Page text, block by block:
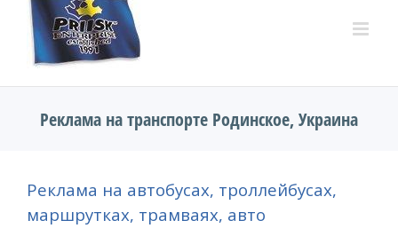
Реклама на транспорте Родинское, Украина
Реклама на автобусах, троллейбусах,
маршрутках, трамваях, авто